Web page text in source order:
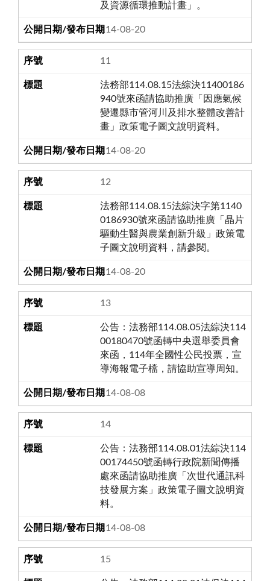
及資源循環推動計畫」。
114-08-20
11
法務部114.08.15法綜決11400186
940號來函請協助推廣「因應氣候
變遷縣市管河川及排水整體改善計
畫」政策電子圖文說明資料。
114-08-20
12
法務部114.08.15法綜決字第1140
0186930號來函請協助推廣「晶片
驅動生醫與農業創新升級」政策電
子圖文說明資料，請參閱。
114-08-20
13
公告：法務部114.08.05法綜決114
00180470號函轉中央選舉委員會
來函，114年全國性公民投票，宣
導海報電子檔，請協助宣導周知。
114-08-08
14
公告：法務部114.08.01法綜決114
00174450號函轉行政院新聞傳播
處來函請協助推廣「次世代通訊科
技發展方案」政策電子圖文說明資
料。
114-08-08
15